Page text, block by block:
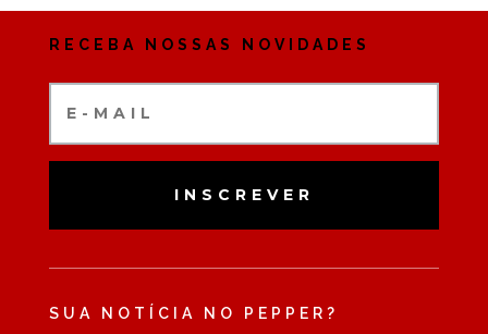
RECEBA NOSSAS NOVIDADES
INSCREVER
SUA NOTÍCIA NO PEPPER?